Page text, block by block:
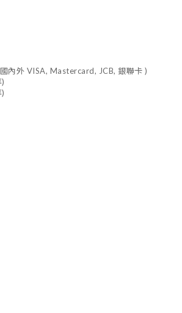
內外 VISA, Mastercard, JCB, 銀聯卡 )